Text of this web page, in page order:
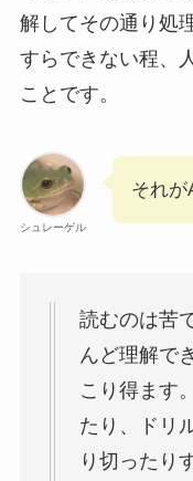
解してその通り処
すらできない程、
ことです。
シュレーゲル
それが
読むのは苦
んど理解で
こり得ます
たり、ドリ
り切ったり